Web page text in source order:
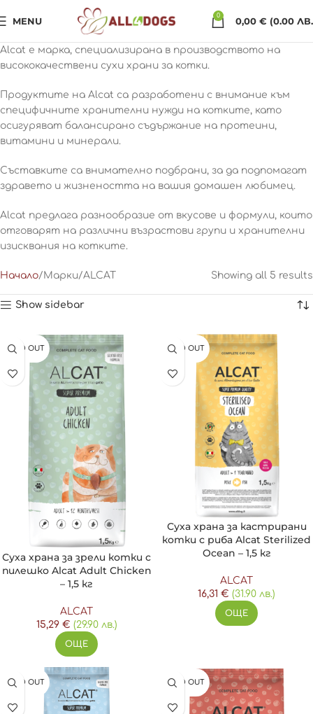
MENU 0 0,00 € (0.00
Alcat е марка, специализирана в производството на
висококачествени сухи храни за котки.
Продуктите на Alcat са разработени с внимание към
специфичните хранителни нужди на котките, като
осигуряват балансирано съдържание на протеини,
витамини и минерали.
Съставките са внимателно подбрани, за да подпомагат
здравето и жизнеността на вашия домашен любимец.
Alcat предлага разнообразие от вкусове и формули, които
отговарят на различни възрастови групи и хранителни
изисквания на котките.
Начало Марки ALCAT Showing all 5 results
Show sidebar
SOLD OUT
Суха храна за зрели котки с
пилешко Alcat Adult Chicken
– 1,5 кг
ALCAT
15,29 € (29.90 лв.)
ОЩЕ
SOLD OUT
Суха храна за кастрирани
котки с риба Alcat Sterilized
Ocean – 1,5 кг
ALCAT
16,31 € (31.90 лв.)
ОЩЕ
SOLD OUT SOLD OUT